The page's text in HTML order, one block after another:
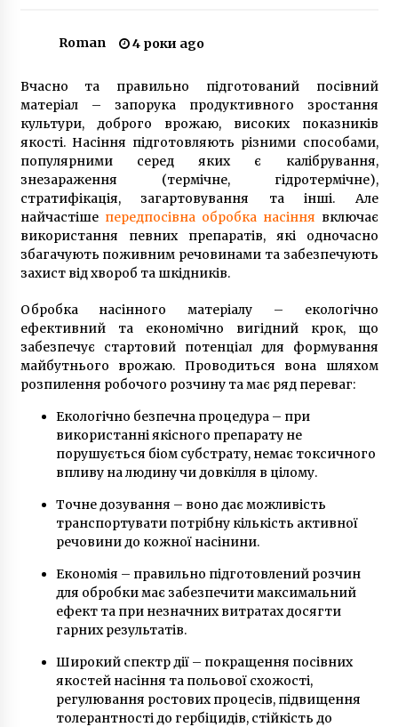
6 років ago
Евакуація населення Києва: Кличко розповів,
куди можуть вивезти людей
4 роки ago
На проспекті Свободи літня жінка загинула в
10 метрах від пішохідного переходу
6 років ago
На Київському водосховищі три людини
провалилися під лід, є жертви
У столиці встановлять 681 велопарковку
7 років ago
Із вечора 26 квітня до 2 травня на Північному
мосту через р. Десенка буде частково
обмежено рух транспорту
7 років ago
На Київщині оголосили штормове
попередження зі зливами і шквалами
6 років ago
Ливень затопил несколько улиц Киева
(Фото, Видео)
10 років ago
В КМДА розказали які тарифи на проїзд
будуть економічно обгрунтованими
9 років ago
Roman 4 роки ago
Вчасно та правильно підготований посівний
матеріал – запорука продуктивного зростання
культури, доброго врожаю, високих показників
якості. Насіння підготовляють різними способами,
популярними серед яких є калібрування,
знезараження (термічне, гідротермічне),
стратифікація, загартовування та інші. Але
найчастіше передпосівна обробка насіння включає
використання певних препаратів, які одночасно
збагачують поживним речовинами та забезпечують
захист від хвороб та шкідників.
Обробка насінного матеріалу – екологічно
ефективний та економічно вигідний крок, що
забезпечує стартовий потенціал для формування
майбутнього врожаю. Проводиться вона шляхом
розпилення робочого розчину та має ряд переваг:
Екологічно безпечна процедура – при
використанні якісного препарату не
порушується біом субстрату, немає токсичного
впливу на людину чи довкілля в цілому.
Точне дозування – воно дає можливість
транспортувати потрібну кількість активної
речовини до кожної насінини.
Економія – правильно підготовлений розчин
для обробки має забезпечити максимальний
ефект та при незначних витратах досягти
гарних результатів.
Широкий спектр дії – покращення посівних
якостей насіння та польової схожості,
регулювання ростових процесів, підвищення
толерантності до гербіцидів, стійкість до